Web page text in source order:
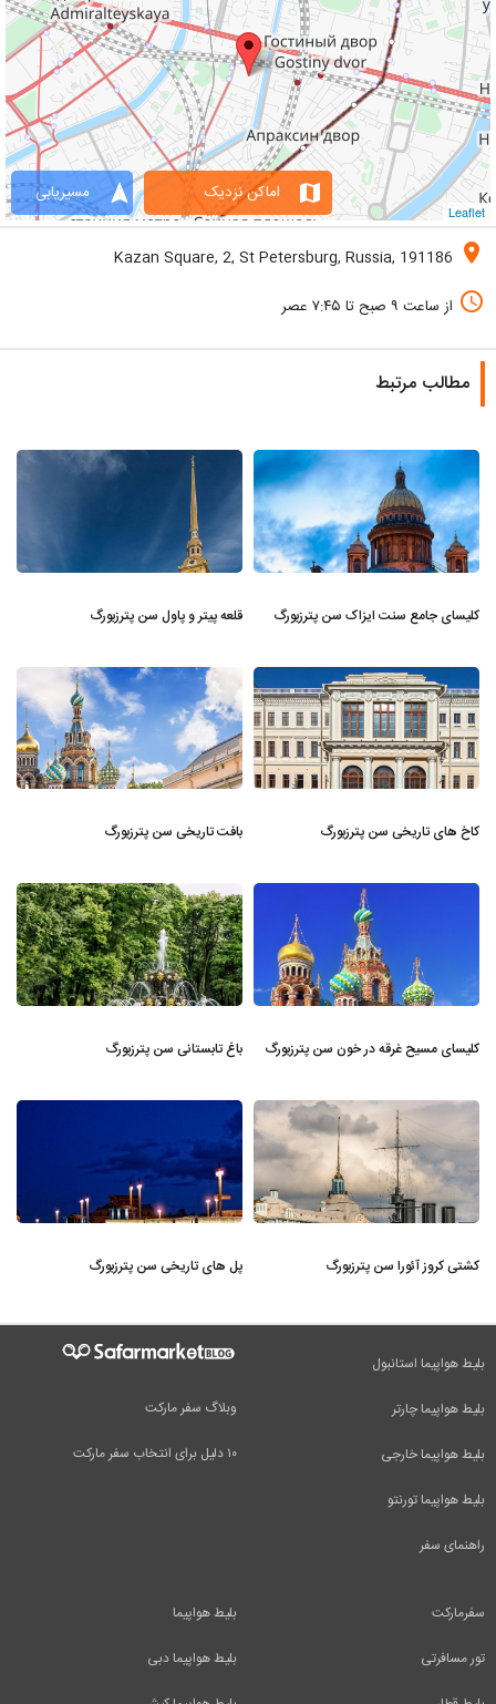
Leaflet
navigation مسیریابی map اماکن نزدیک
location_on
Kazan Square, 2, St Petersburg, Russia, 191186
access_time از ساعت ۹ صبح تا ۷:۴۵ عصر
مطالب مرتبط
کلیسای جامع سنت ایزاک سن پترزبورگ قلعه پیتر و پاول سن پترزبورگ
کاخ های تاریخی سن پترزبورگ بافت تاریخی سن پترزبورگ
کلیسای مسیح غرقه در خون سن پترزبورگ باغ تابستانی سن پترزبورگ
کشتی کروز آئورا سن پترزبورگ پل های تاریخی سن پترزبورگ
وبلاگ سفر مارکت
۱۰ دلیل برای انتخاب سفر مارکت
بلیط هواپیما استانبول
بلیط هواپیما چارتر
بلیط هواپیما خارجی
بلیط هواپیما تورنتو
راهنمای سفر
بلیط هواپیما
بلیط هواپیما دبی
سفرمارکت
تور مسافرتی